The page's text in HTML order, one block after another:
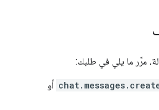
مرِّر ما يلي في طلبك:
أو